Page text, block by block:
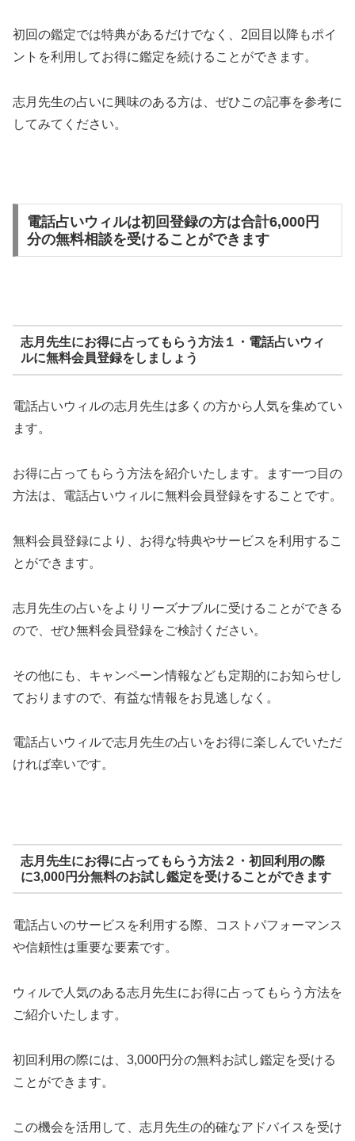
初回の鑑定では特典があるだけでなく、2回目以降もポイ
ントを利用してお得に鑑定を続けることができます。
志月先生の占いに興味のある方は、ぜひこの記事を参考に
してみてください。
電話占いウィルは初回登録の方は合計6,000円
分の無料相談を受けることができます
志月先生にお得に占ってもらう方法１・電話占いウィ
ルに無料会員登録をしましょう
電話占いウィルの志月先生は多くの方から人気を集めてい
ます。
お得に占ってもらう方法を紹介いたします。ます一つ目の
方法は、電話占いウィルに無料会員登録をすることです。
無料会員登録により、お得な特典やサービスを利用するこ
とができます。
志月先生の占いをよりリーズナブルに受けることができる
ので、ぜひ無料会員登録をご検討ください。
その他にも、キャンペーン情報なども定期的にお知らせし
ておりますので、有益な情報をお見逃しなく。
電話占いウィルで志月先生の占いをお得に楽しんでいただ
ければ幸いです。
志月先生にお得に占ってもらう方法２・初回利用の際
に3,000円分無料のお試し鑑定を受けることができます
電話占いのサービスを利用する際、コストパフォーマンス
や信頼性は重要な要素です。
ウィルで人気のある志月先生にお得に占ってもらう方法を
ご紹介いたします。
初回利用の際には、3,000円分の無料お試し鑑定を受ける
ことができます。
この機会を活用して、志月先生の的確なアドバイスを受け